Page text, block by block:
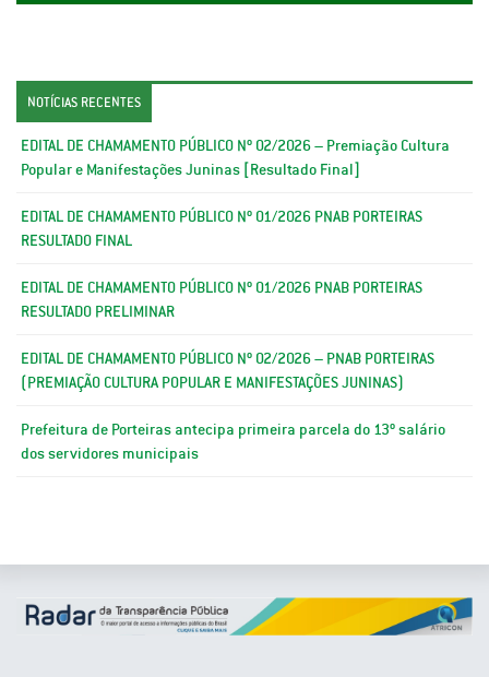
NOTÍCIAS RECENTES
EDITAL DE CHAMAMENTO PÚBLICO Nº 02/2026 – Premiação Cultura
Popular e Manifestações Juninas [Resultado Final]
EDITAL DE CHAMAMENTO PÚBLICO Nº 01/2026 PNAB PORTEIRAS
RESULTADO FINAL
EDITAL DE CHAMAMENTO PÚBLICO Nº 01/2026 PNAB PORTEIRAS
RESULTADO PRELIMINAR
EDITAL DE CHAMAMENTO PÚBLICO Nº 02/2026 – PNAB PORTEIRAS
(PREMIAÇÃO CULTURA POPULAR E MANIFESTAÇÕES JUNINAS)
Prefeitura de Porteiras antecipa primeira parcela do 13º salário
dos servidores municipais